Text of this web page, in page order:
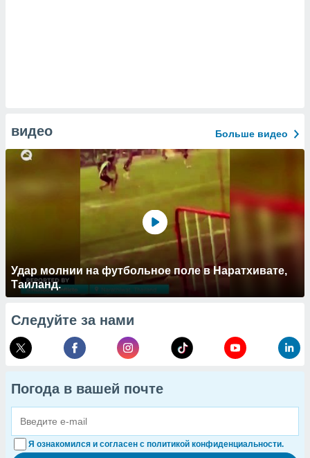
видео Больше видео
Удар молнии на футбольное поле в Наратхивате,
Таиланд.
Следуйте за нами
Погода в вашей почте
Я ознакомился и согласен с политикой конфиденциальности.